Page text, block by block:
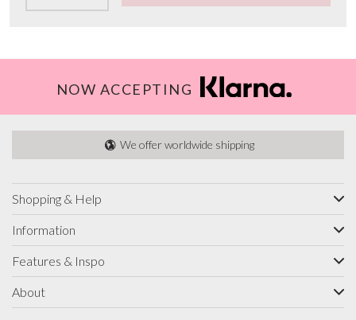
NOW ACCEPTING
We offer worldwide shipping
Shopping & Help
Information
Features & Inspo
About